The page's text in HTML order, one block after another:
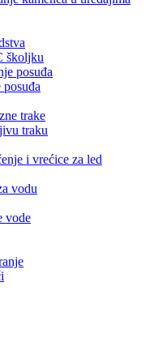
školjku
posuđa
posuđa
trake
traku
i vrećice za led
vodu
vode